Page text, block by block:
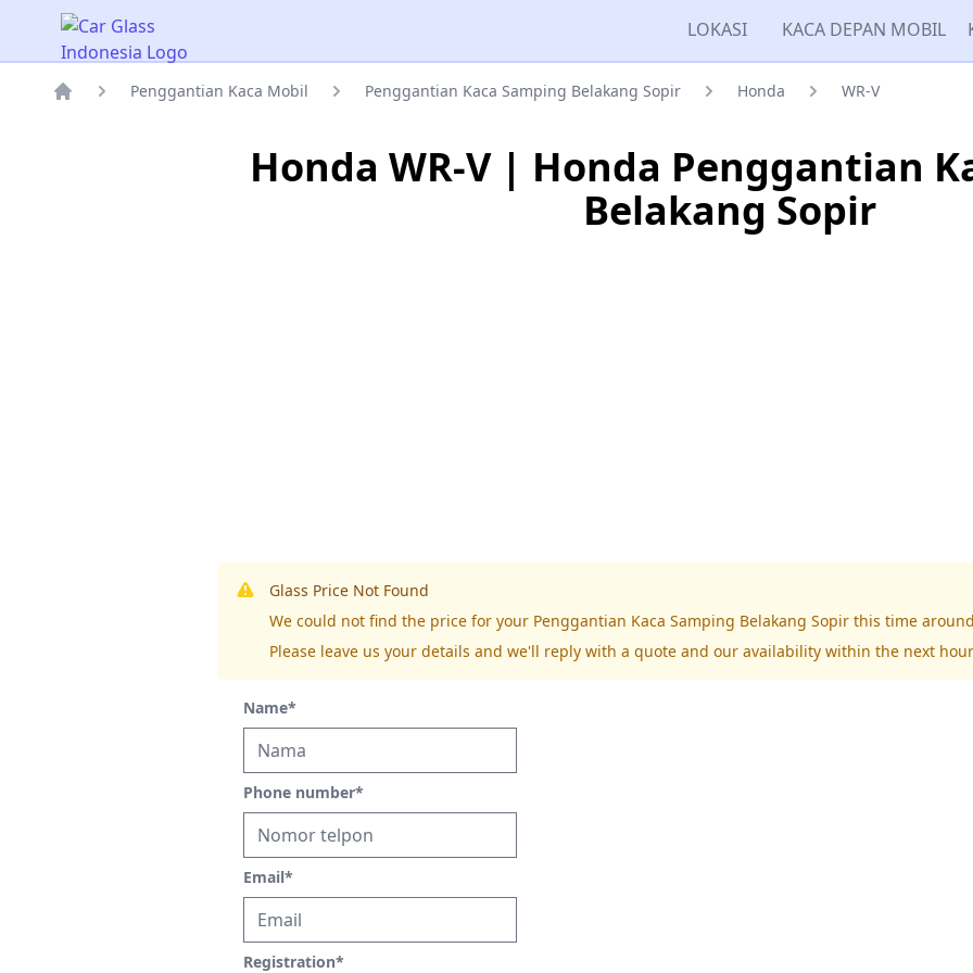
Car Glass Indonesia LOKASI KACA DEPAN MOBIL
Penggantian Kaca Mobil Penggantian Kaca Samping Belakang Sopir Honda WR-V
Honda WR-V | Honda Penggantian
Belakang Sopir
Glass Price Not Found
We could not find the price for your Penggantian Kaca Samping Belakang Sopir this time
Please leave us your details and we'll reply with a quote and our availability within the next
Name*
Phone number*
Email*
Registration*